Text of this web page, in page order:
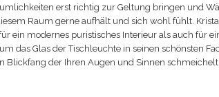
erst richtig zur Geltung bringen und
Raum gerne aufhält und sich wohl fühlt.
ein modernes puristisches Interieur als auch für
das Glas der Tischleuchte in seinen schönsten
der Ihren Augen und Sinnen